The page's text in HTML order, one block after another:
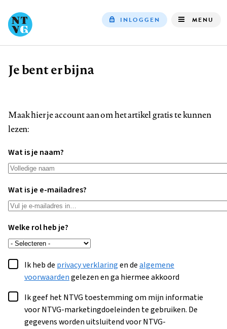
INLOGGEN MENU
Kruimelpad
Je bent er bijna
Maak hier je account aan om het artikel gratis te kunnen
lezen:
Wat is je naam?
Wat is je e-mailadres?
Welke rol heb je?
Ik heb de privacy verklaringen dealgemene
voorwaardengelezen en ga hiermee akkoord
Ik geef het NTVG toestemming om mijn informatie
voor NTVG-marketingdoeleinden te gebruiken. De
gegevens worden uitsluitend voor NTVG-